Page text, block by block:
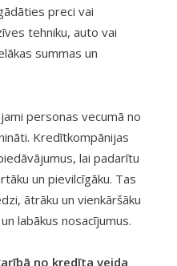
preci vai
tehniku, auto vai
summas un
personas vecumā no
Kredītkompānijas
lai padarītu
un pievilcīgāku. Tas
ātrāku un vienkāršāku
labākus nosacījumus.
no kredīta veida